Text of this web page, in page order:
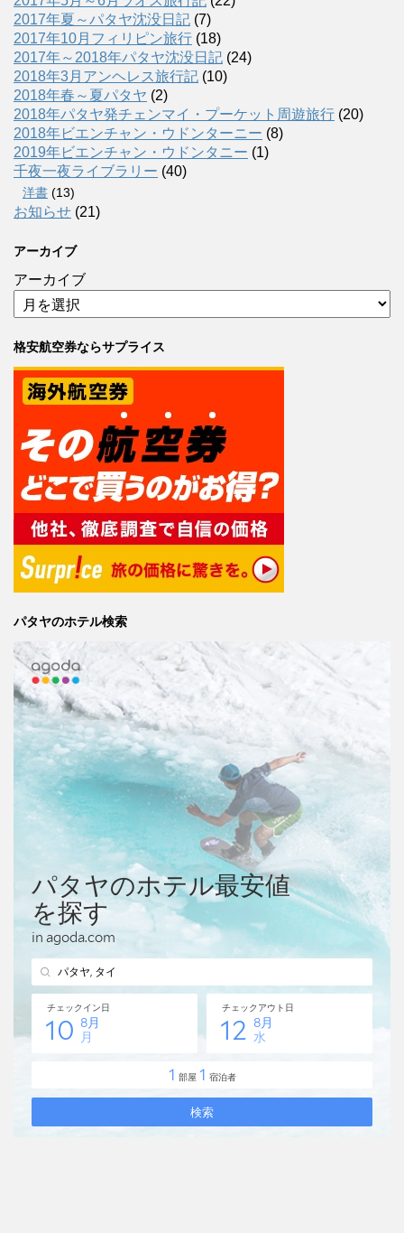
2017年夏～パタヤ沈没日記 (7)
2017年10月フィリピン旅行 (18)
2017年～2018年パタヤ沈没日記 (24)
2018年3月アンヘレス旅行記 (10)
2018年春～夏パタヤ (2)
2018年パタヤ発チェンマイ・プーケット周遊旅行 (20)
2018年ビエンチャン・ウドンターニー (8)
2019年ビエンチャン・ウドンタニー (1)
千夜一夜ライブラリー (40)
洋書 (13)
お知らせ (21)
アーカイブ
アーカイブ
格安航空券ならサプライス
パタヤのホテル検索